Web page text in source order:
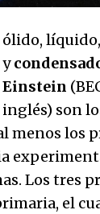
ólido,
y
Einstein
inglés) son
menos los
Los tres
el